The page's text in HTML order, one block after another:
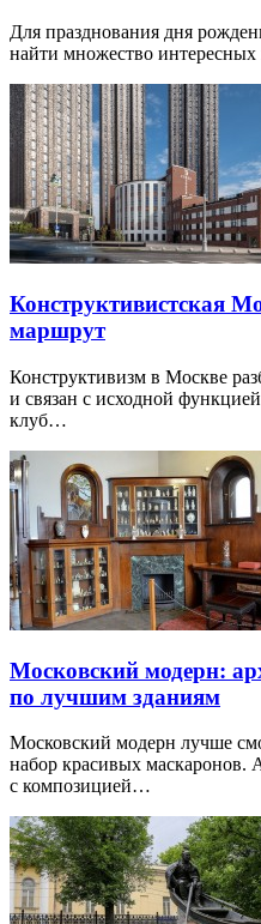
Для празднования дня
найти множество
Конструктивистская
маршрут
Конструктивизм в Москве
и связан с исходной
клуб…
Московский модерн:
по лучшим зданиям
Московский модерн лучше
набор красивых маскаронов.
с композицией…